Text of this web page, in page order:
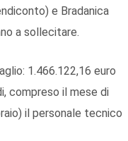
e Bradanica
a sollecitare.
1.466.122,16 euro
compreso il mese di
il personale tecnico